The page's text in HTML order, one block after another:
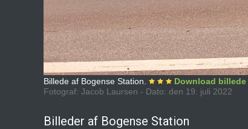
Billede af Bogense Station.
Download billede
Fotograf: Jacob Laursen - Dato: den 19. juli 2022
Billeder af Bogense Station